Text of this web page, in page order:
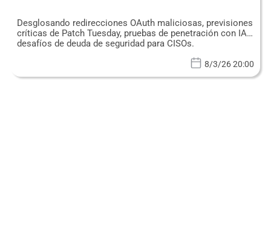
Desglosando redirecciones OAuth maliciosas, previsiones
críticas de Patch Tuesday, pruebas de penetración con IA y
desafíos de deuda de seguridad para CISOs.
8/3/26 20:00